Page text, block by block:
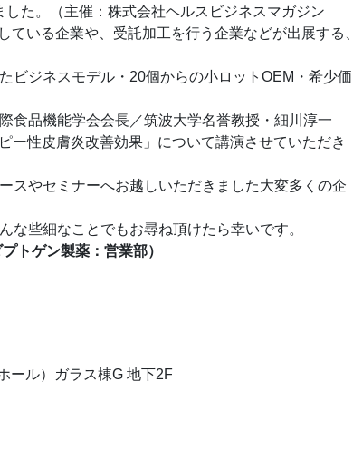
た。（主催：株式会社ヘルスビジネスマガジン
いる企業や、受託加工を行う企業などが出展する、
ビジネスモデル・20個からの小ロットOEM・希少価
食品機能学会会長／筑波大学名誉教授・細川淳一
ー性皮膚炎改善効果」について講演させていただき
スやセミナーへお越しいただきました大変多くの企
な些細なことでもお尋ね頂けたら幸いです。
トゲン製薬：営業部）
ル）ガラス棟G 地下2F